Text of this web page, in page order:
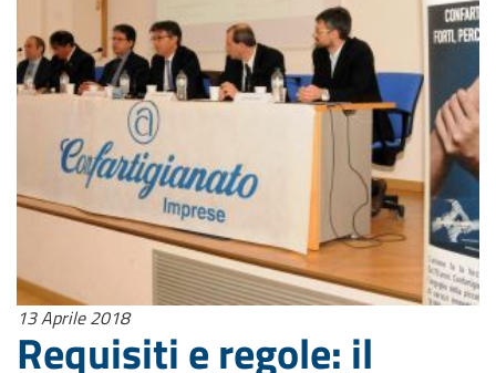
13 Aprile 2018
Requisiti e regole: il